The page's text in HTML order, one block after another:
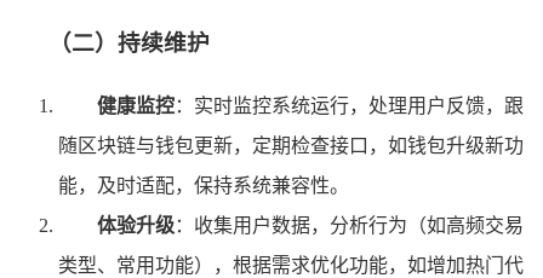
（二）持续维护
健康监控：实时监控系统运行，处理用户反馈，跟
随区块链与钱包更新，定期检查接口，如钱包升级新功
能，及时适配，保持系统兼容性。
体验升级：收集用户数据，分析行为（如高频交易
类型、常用功能），根据需求优化功能，如增加热门代